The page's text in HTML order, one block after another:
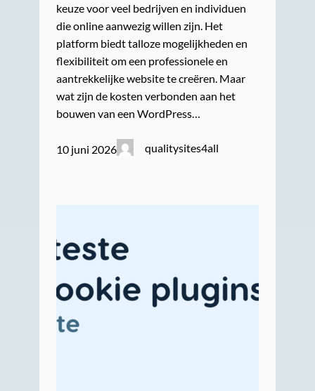
keuze voor veel bedrijven en individuen
die online aanwezig willen zijn. Het
platform biedt talloze mogelijkheden en
flexibiliteit om een professionele en
aantrekkelijke website te creëren. Maar
wat zijn de kosten verbonden aan het
bouwen van een WordPress…
10 juni 2026 qualitysites4all